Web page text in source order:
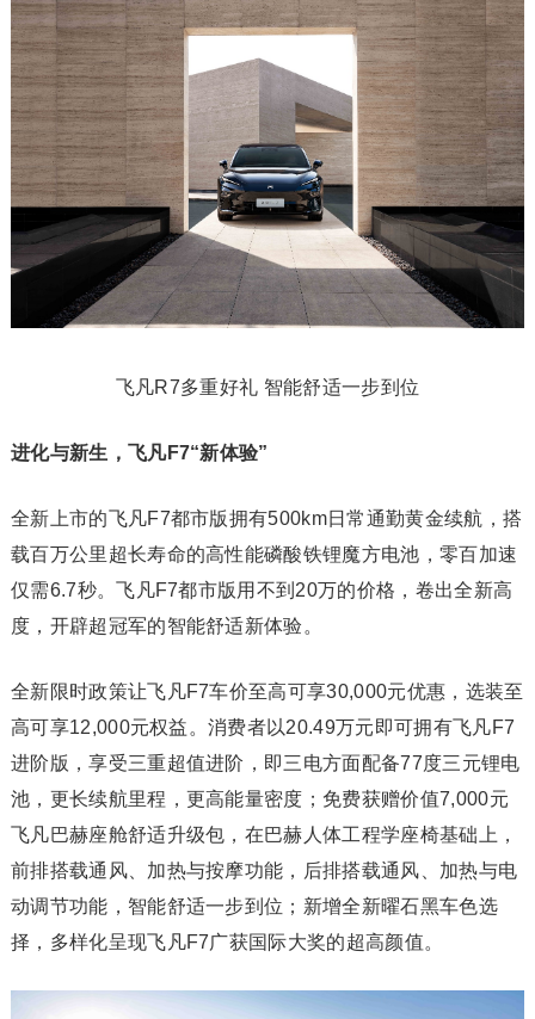
飞凡R7多重好礼 智能舒适一步到位
进化与新生，飞凡F7“新体验”
全新上市的飞凡F7都市版拥有500km日常通勤黄金续航，搭
载百万公里超长寿命的高性能磷酸铁锂魔方电池，零百加速
仅需6.7秒。飞凡F7都市版用不到20万的价格，卷出全新高
度，开辟超冠军的智能舒适新体验。
全新限时政策让飞凡F7车价至高可享30,000元优惠，选装至
高可享12,000元权益。消费者以20.49万元即可拥有飞凡F7
进阶版，享受三重超值进阶，即三电方面配备77度三元锂电
池，更长续航里程，更高能量密度；免费获赠价值7,000元
飞凡巴赫座舱舒适升级包，在巴赫人体工程学座椅基础上，
前排搭载通风、加热与按摩功能，后排搭载通风、加热与电
动调节功能，智能舒适一步到位；新增全新曜石黑车色选
择，多样化呈现飞凡F7广获国际大奖的超高颜值。